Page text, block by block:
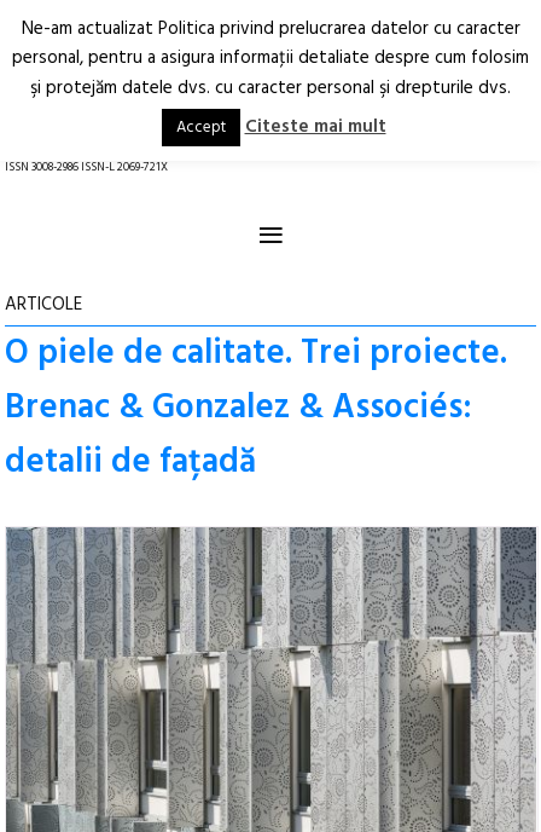
Arhitectură.
Oraș.
RO EN
ISSN 3008-2986 ISSN-L 2069-721X
≡
ARTICOLE
O piele de calitate. Trei proiecte.
Brenac & Gonzalez & Associés:
detalii de fațadă
Ne-am actualizat Politica privind prelucrarea datelor cu caracter
personal, pentru a asigura informaţii detaliate despre cum folosim
şi protejăm datele dvs. cu caracter personal şi drepturile dvs.
Accept Citeste mai mult